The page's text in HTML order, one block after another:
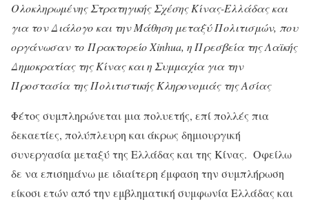
Ολοκληρωμένης Στρατηγικής Σχέσης Κίνας-Ελλάδας και
για τον Διάλογο και την Μάθηση μεταξύ Πολιτισμών, που
οργάνωσαν το Πρακτορείο Xinhua, η Πρεσβεία της Λαϊκής
Δημοκρατίας της Κίνας και η Συμμαχία για την
Προστασία της Πολιτιστικής Κληρονομιάς της Ασίας
Φέτος συμπληρώνεται μια πολυετής, επί πολλές πια
δεκαετίες, πολύπλευρη και άκρως δημιουργική
συνεργασία μεταξύ της Ελλάδας και της Κίνας. Οφείλω
δε να επισημάνω με ιδιαίτερη έμφαση την συμπλήρωση
είκοσι ετών από την εμβληματική συμφωνία Ελλάδας και